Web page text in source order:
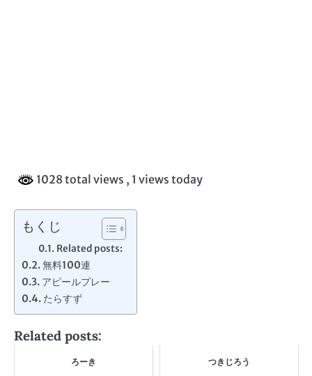
1028 total views , 1 views today
もくじ
Related posts:
無料100連
アピールプレー
たらすず
Related posts:
ろーき つきじろう